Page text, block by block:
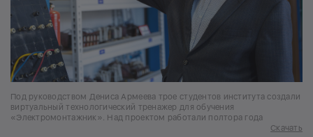
Под руководством Дениса Армеева трое студентов института создали
виртуальный технологический тренажер для обучения
«Электромонтажник». Над проектом работали полтора года
Скачать